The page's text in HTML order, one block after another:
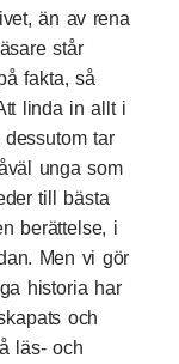
än av rena
står
fakta, så
linda in allt i
tar
unga som
till bästa
berättelse, i
Men vi gör
historia har
och
läs- och